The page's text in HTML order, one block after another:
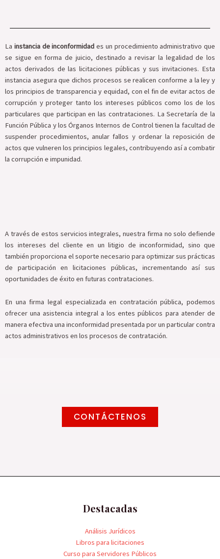
La instancia de inconformidad es un procedimiento administrativo que
se sigue en forma de juicio, destinado a revisar la legalidad de los
actos derivados de las licitaciones públicas y sus invitaciones. Esta
instancia asegura que dichos procesos se realicen conforme a la ley y
los principios de transparencia y equidad, con el fin de evitar actos de
corrupción y proteger tanto los intereses públicos como los de los
particulares que participan en las contrataciones. La Secretaría de la
Función Pública y los Órganos Internos de Control tienen la facultad de
suspender procedimientos, anular fallos y ordenar la reposición de
actos que vulneren los principios legales, contribuyendo así a combatir
la corrupción e impunidad.
A través de estos servicios integrales, nuestra firma no solo defiende
los intereses del cliente en un litigio de inconformidad, sino que
también proporciona el soporte necesario para optimizar sus prácticas
de participación en licitaciones públicas, incrementando así sus
oportunidades de éxito en futuras contrataciones.
En una firma legal especializada en contratación pública, podemos
ofrecer una asistencia integral a los entes públicos para atender de
manera efectiva una inconformidad presentada por un particular contra
actos administrativos en los procesos de contratación.
CONTÁCTENOS
Destacadas
Análisis Jurídicos
Libros para licitaciones
Curso para Servidores Públicos